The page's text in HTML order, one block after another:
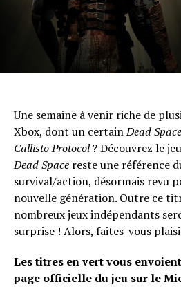
Une semaine à venir riche de
Xbox, dont un certainDead
Callisto Protocol? Découvrez le
Dead Space reste une référence
survival/action, désormais revu
nouvelle génération. Outre ce
nombreux jeux indépendants
surprise ! Alors, faites-vous
Les titres en vert vous
page officielle du jeu sur le
Whatsapp
Email